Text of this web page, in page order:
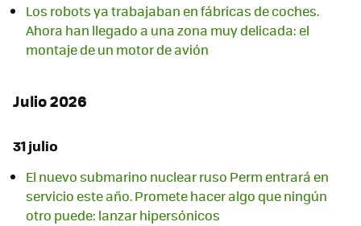
Los robots ya trabajaban en fábricas de coches.
Ahora han llegado a una zona muy delicada: el
montaje de un motor de avión
Julio 2026
31 julio
El nuevo submarino nuclear ruso Perm entrará en
servicio este año. Promete hacer algo que ningún
otro puede: lanzar hipersónicos